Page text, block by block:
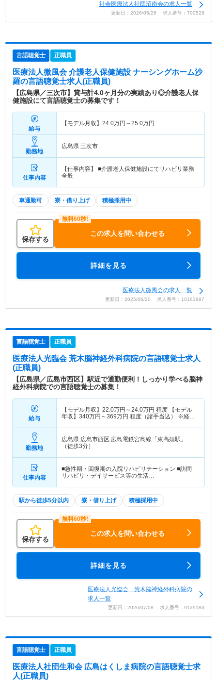
社会医療法人社団沼南会の求人一覧
更新日：2026/05/26 求人番号：700528
言語聴覚士 正職員
医療法人微風会 介護老人保健施設 ナーシングホーム沙
羅の言語聴覚士求人(正職員)
【広島県／三次市】賞与計4.0ヶ月分の実績あり◎介護老人保
健施設にて言語聴覚士の募集です！
給与
【モデル月収】 24.0万円～25.0万円
勤務地
広島県 三次市
仕事内容
【仕事内容】 ■介護老人保健施設にてリハビリ業務
全般
車通勤可 寮・借り上げ 積極採用中
保存する
この求人を問い合わせる
詳細を見る
医療法人微風会の求人一覧
更新日：2025/06/20 求人番号：10163987
言語聴覚士 正職員
医療法人光臨会 荒木脳神経外科病院の言語聴覚士求人
(正職員)
【広島県／広島市西区】駅近で通勤便利！しっかり学べる脳神
経外科病院での言語聴覚士の募集！
給与
【モデル月収】 22.0万円～24.0万円 程度 【モデル
年収】 340万円～369万円 程度（諸手当込） ※経験
勤務地
広島県 広島市西区 広島電鉄宮島線「東高須駅」
（徒歩3分）
仕事内容
■急性期・回復期の入院リハビリテーション ■訪問
リハビリ・デイサービス等の生活…
駅から徒歩5分以内 寮・借り上げ 積極採用中
保存する
この求人を問い合わせる
詳細を見る
医療法人光臨会 荒木脳神経外科病院の
求人一覧
更新日：2026/07/08 求人番号：9129183
言語聴覚士 正職員
医療法人社団生和会 広島はくしま病院の言語聴覚士求
人(正職員)